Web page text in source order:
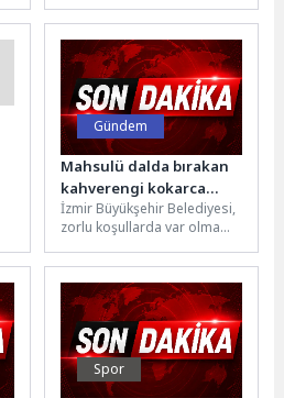
(sirkadiyen ritim) bir
yaşamın...
Gündem
Mahsulü dalda bırakan
kahverengi kokarca
böceğine karşı tuzak
İzmir Büyükşehir Belediyesi,
zorlu koşullarda var olma
dirençli hale getirmek için,
ülke...
Spor